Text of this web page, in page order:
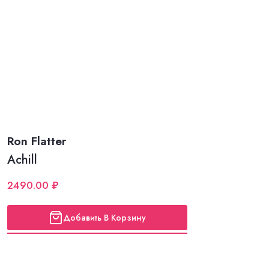
Ron Flatter
Achill
2490.00 ₽
Добавить В Корзину